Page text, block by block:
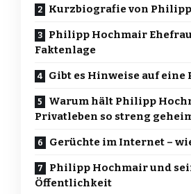
Kurzbiografie von
Philipp Hochmair
Faktenlage
Gibt es Hinweise auf eine
Warum hält Philipp
Privatleben so streng
Gerüchte im Internet –
Philipp Hochmair und
Öffentlichkeit